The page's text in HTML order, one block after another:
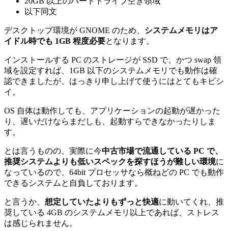
以下同文
デスクトップ環境が GNOME のため、 システムメモリはア
イドル時でも 1GB 程度必要となります。
インストールする PC のストレージが SSD で、かつ swap 領
域を設定すれば、1GB 以下のシステムメモリでも動作は確
認できましたが、はっきり申し上げて使うにはとてもキビシ
イ。
OS 自体は動作しても、アプリケーションの起動が遅かった
り、遅いだけならまだしも、起動すらできなかったりしま
す。
とは言うものの、実際に今中古市場で流通している PC で、
推奨システムよりも低いスペックを探すほうが難しい環境に
なっているので、64bit プロセッサなら概ねどの PC でも動作
できるシステムと自負しております。
と言うか、 想定していたよりもずっと快適に動いてくれ、推
奨している 4GB のシステムメモリ以上であれば、ストレス
は感じられません。